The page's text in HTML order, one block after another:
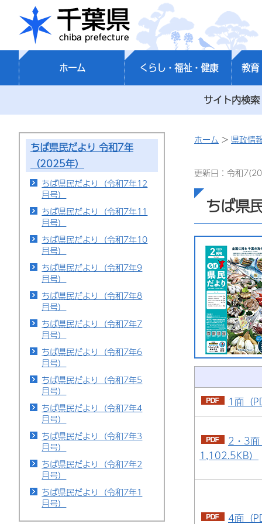
千葉県
ホーム くらし・福祉・健康 教育
サイト内検索
ちば県民だより 令和7年
（2025年）
ちば県民だより（令和7年12
月号）
ちば県民だより（令和7年11
月号）
ちば県民だより（令和7年10
月号）
ちば県民だより（令和7年9
月号）
ちば県民だより（令和7年8
月号）
ちば県民だより（令和7年7
月号）
ちば県民だより（令和7年6
月号）
ちば県民だより（令和7年5
月号）
ちば県民だより（令和7年4
月号）
ちば県民だより（令和7年3
月号）
ちば県民だより（令和7年2
月号）
ちば県民だより（令和7年1
月号）
ホーム > 県政情
更新日：令和
ちば県
1面（
2・3面
1,102.5KB）
4面（